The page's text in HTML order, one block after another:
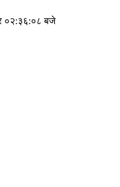
०२:३६:०९ बजे